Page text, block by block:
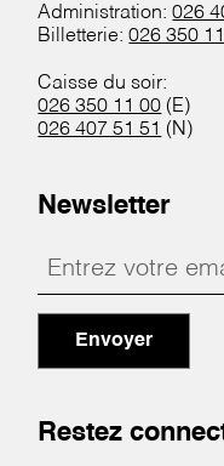
Administration:026
Billetterie:026 350
Caisse du soir:
026 350 11 00 (E)
026 407 51 51 (N)
Newsletter
Envoyer
Restez